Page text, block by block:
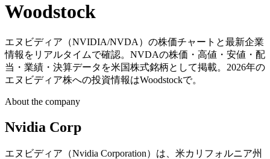
Woodstock
エヌビディア（NVIDIA/NVDA）の株価チャートと最新企業
情報をリアルタイムで確認。NVDAの株価・高値・安値・配
当・業績・決算データを米国株式銘柄として掲載。2026年の
エヌビディア株への投資情報はWoodstockで。
About the company
Nvidia Corp
エヌビディア（Nvidia Corporation）は、米カリフォルニア州